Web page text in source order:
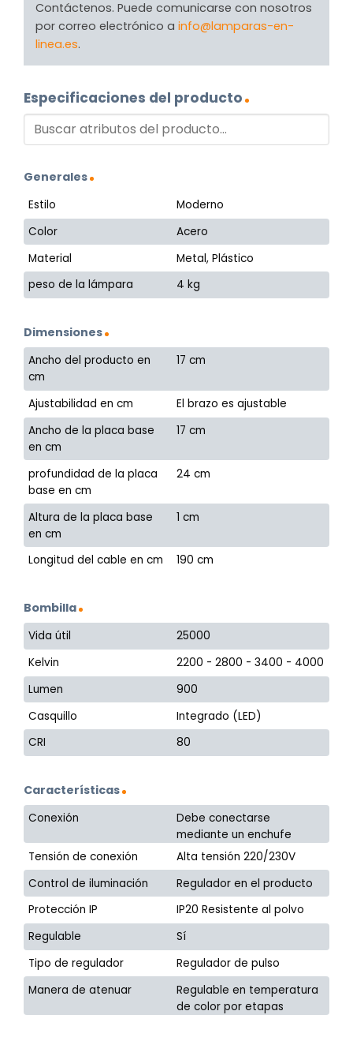
Contáctenos. Puede comunicarse con nosotros
por correo electrónico a info@lamparas-en-
linea.es.
Especificaciones del producto
Generales
Estilo
Moderno
Color
Acero
Material
Metal, Plástico
peso de la lámpara
4 kg
Dimensiones
Ancho del producto en
cm
17 cm
Ajustabilidad en cm
El brazo es ajustable
Ancho de la placa base
en cm
17 cm
profundidad de la placa
base en cm
24 cm
Altura de la placa base
en cm
1 cm
Longitud del cable en cm 190 cm
Bombilla
Vida útil
25000
Kelvin
2200 - 2800 - 3400 - 4000
Lumen
900
Casquillo
Integrado (LED)
CRI
80
Características
Conexión
Debe conectarse
mediante un enchufe
Tensión de conexión
Alta tensión 220/230V
Control de iluminación
Regulador en el producto
Protección IP
IP20 Resistente al polvo
Regulable
Sí
Tipo de regulador
Regulador de pulso
Manera de atenuar
Regulable en temperatura
de color por etapas